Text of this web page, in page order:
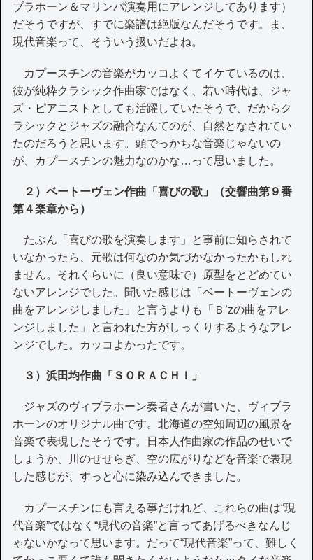
ブラホーン＆マリンバ演奏用にアレンジしてあります）
だそうですが、すでに楽譜は絶版なんだそうです。ま、
現代音楽って、そういう扱いだよね。
カプースチンの音楽がカッコよくてイケているのは、
彼が純粋クラシック作曲家ではなく、若い時代は、ジャ
ズ・ピアニストとしても活躍していたそうで、だからク
ラシックとジャズの融合なんてのが、自然となされてい
たのだろうと思います。頭でっかちな音楽じゃないの
が、カプースチンの魅力なのかな…って思いました。
２）ベートーヴェン作曲「喜びの歌」（交響曲第９番
第４楽章から）
たぶん「喜びの歌を演奏します」と事前に知らされて
いなかったら、元歌は何なのか気づかなかったかもしれ
ません。それくらいに（良い意味で）原型をとどめてい
ないアレンジでした。聞いた感じは「ベートーヴェンの
曲をアレンジしました」と言うよりも「Ｂ’zの曲をアレ
ンジしました」と言われた方がしっくりするようなアレ
ンジでした。カッコよかったです。
３）浜田均作曲「ＳＯＲＡＣＨＩ」
ジャズのヴィブラホーン奏者さんが書いた、ヴィブラ
ホーンのオリジナル曲です。北海道の空知周辺の風景を
音楽で表現したそうです。日本人作曲家の作品のせいで
しょうか、川のせせらぎ、空の広がりなどを音楽で表現
した感じが、すっと心に染み込んできました。
カプースチンにも言える事だけれど、これらの曲は“現
代音楽”ではなく“現代の音楽”と言ってあげるべきなんじ
ゃないかなって思います。だって“現代音楽”って、難しく